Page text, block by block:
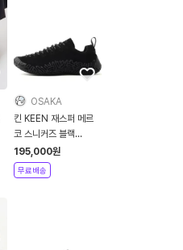
OSAKA
킨 KEEN 재스퍼 메르
코 스니커즈 블랙
1032554
195,000원
무료배송